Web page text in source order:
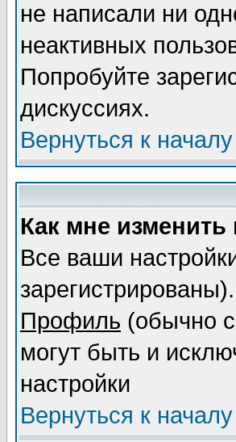
не написали ни
неактивных
Попробуйте
дискуссиях.
Вернуться к началу
Как мне
Все ваши
Профиль (обычно
могут быть и
настройки
Вернуться к началу